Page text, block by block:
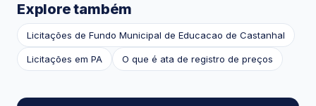
Explore também
Licitações de Fundo Municipal de Educacao de Castanhal
Licitações em PA O que é ata de registro de preços